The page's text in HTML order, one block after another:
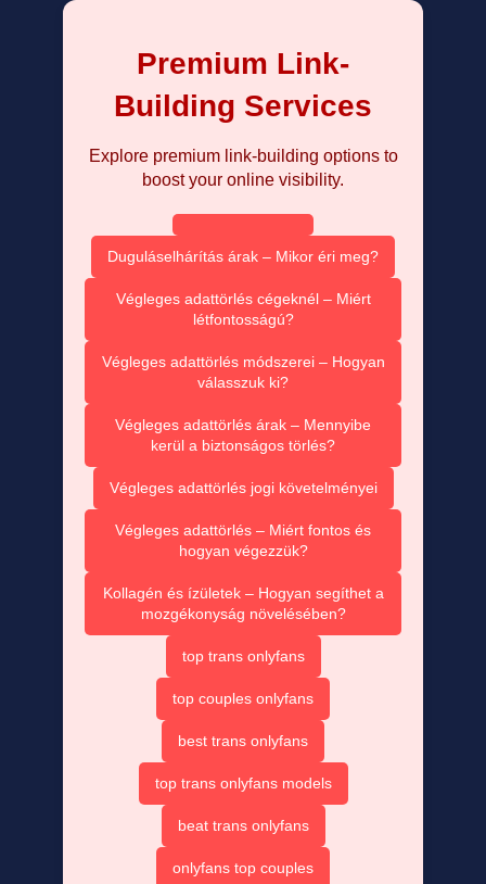
Premium Link-
Building Services
Explore premium link-building options to
boost your online visibility.
Duguláselhárítás árak – Mikor éri meg?
Végleges adattörlés cégeknél – Miért
létfontosságú?
Végleges adattörlés módszerei – Hogyan
válasszuk ki?
Végleges adattörlés árak – Mennyibe
kerül a biztonságos törlés?
Végleges adattörlés jogi követelményei
Végleges adattörlés – Miért fontos és
hogyan végezzük?
Kollagén és ízületek – Hogyan segíthet a
mozgékonyság növelésében?
top trans onlyfans
top couples onlyfans
best trans onlyfans
top trans onlyfans models
beat trans onlyfans
onlyfans top couples